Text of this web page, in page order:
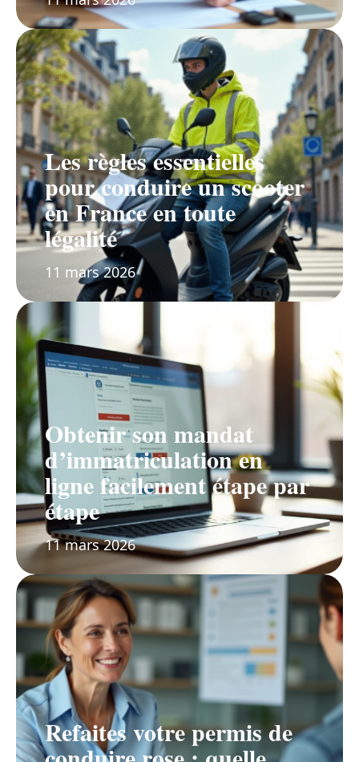
Les règles essentielles
pour conduire un scooter
en France en toute
légalité
11 mars 2026
Obtenir son mandat
d’immatriculation en
ligne facilement étape par
étape
11 mars 2026
Refaites votre permis de